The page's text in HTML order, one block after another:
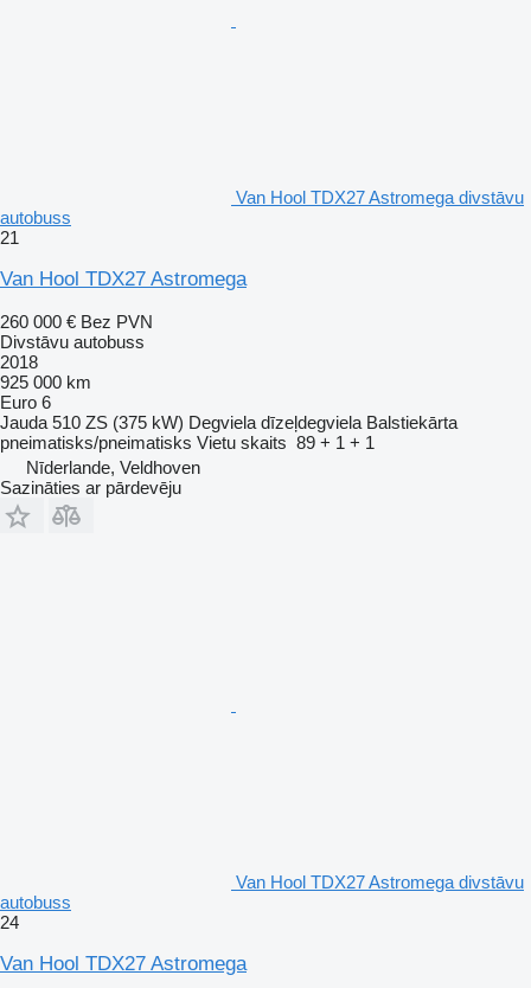
Van Hool TDX27 Astromega divstāvu
autobuss
21
Van Hool TDX27 Astromega
260 000 € Bez PVN
Divstāvu autobuss
2018
925 000 km
Euro 6
Jauda 510 ZS (375 kW) Degviela dīzeļdegviela Balstiekārta
pneimatisks/pneimatisks Vietu skaits 89 + 1 + 1
Nīderlande, Veldhoven
Sazināties ar pārdevēju
Van Hool TDX27 Astromega divstāvu
autobuss
24
Van Hool TDX27 Astromega